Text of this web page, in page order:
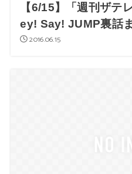
【6/15】「週刊ザテ
ey! Say! JUMP裏話
2016.06.15